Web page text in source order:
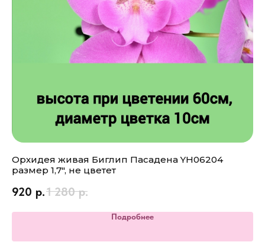
Орхидея живая Биглип Пасадена YH06204
размер 1,7", не цветет
920 р.1 280 р.
Подробнее